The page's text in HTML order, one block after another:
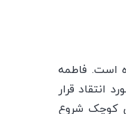
است. فاطمه
انتقاد قرار
کوچک شروع